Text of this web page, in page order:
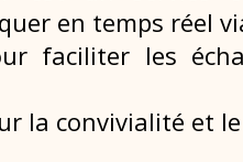
en temps réel
faciliter les
la convivialité et